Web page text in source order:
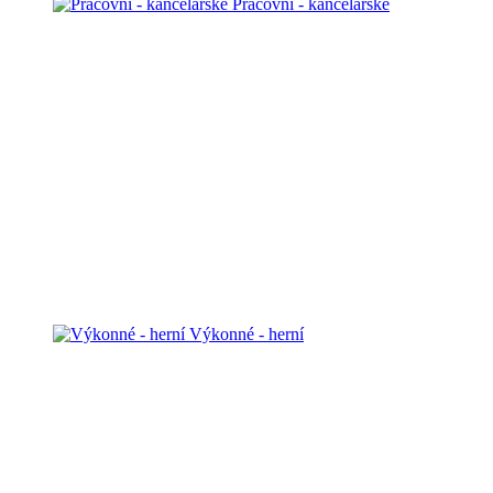
Pracovní - kancelářské
Výkonné - herní